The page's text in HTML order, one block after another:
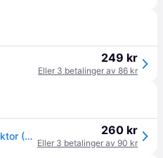
249 kr
Eller 3 betalinger av 86 kr
TP-Link TL-POE150S PoE-Injektor (POE150S) 260 kr
Eller 3 betalinger av 90 kr